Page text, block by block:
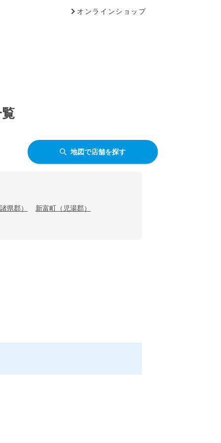
オンラインショップ
地図で店舗を探す
県郡） 新富町（児湯郡）